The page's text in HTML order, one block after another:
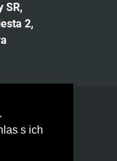
s ich
SR,
2,